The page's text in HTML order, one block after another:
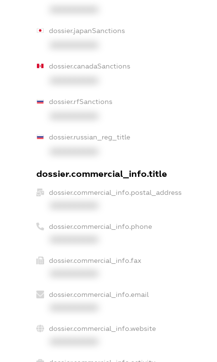
dossier.japanSanctions
dossier.canadaSanctions
dossier.rfSanctions
dossier.russian_reg_title
dossier.commercial_info.title
dossier.commercial_info.postal_address
dossier.commercial_info.phone
dossier.commercial_info.fax
dossier.commercial_info.email
dossier.commercial_info.website